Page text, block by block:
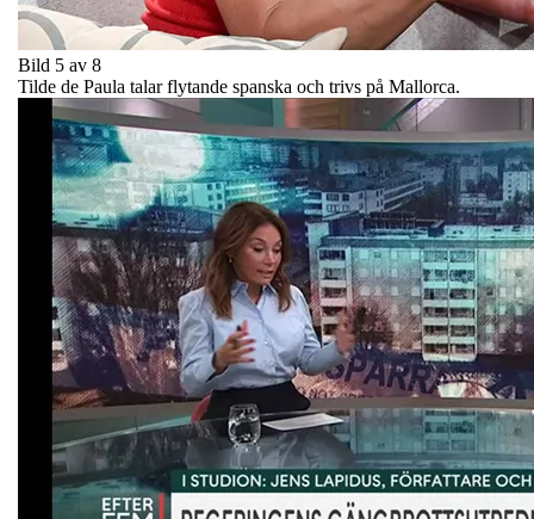
Bild 5 av 8
Tilde de Paula talar flytande spanska och trivs på Mallorca.